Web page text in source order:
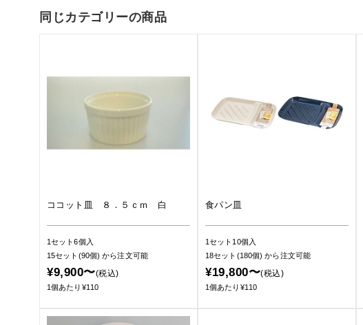
同じカテゴリーの商品
ココット皿 ８．５ｃｍ 白
1セット6個入
15セット(90個)から注文可能
¥9,900〜(税込)
1個あたり¥110
食パン皿
1セット10個入
18セット(180個)から注文可能
¥19,800〜(税込)
1個あたり¥110